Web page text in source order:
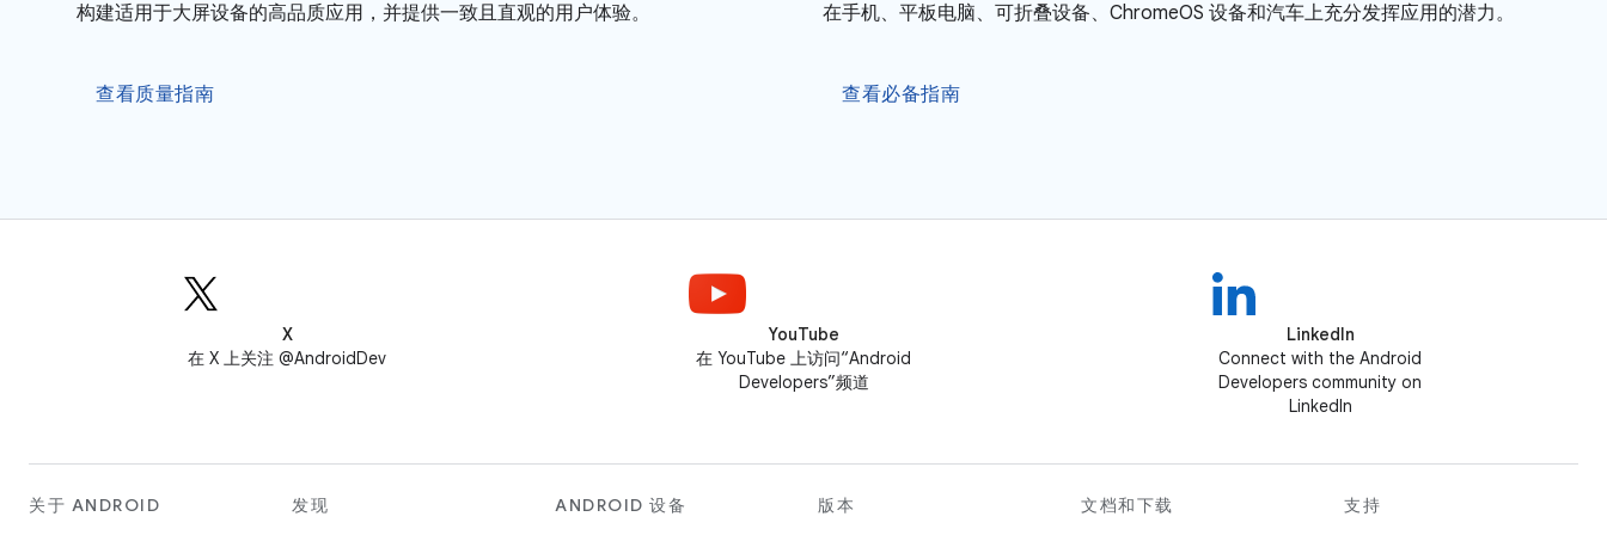
构建适用于大屏设备的高品质应用，并提供一致且直观的用户体验。
查看质量指南
在手机、平板电脑、可折叠设备、ChromeOS 设备和汽车上充分发挥应用的潜力。
查看必备指南
X
在 X 上关注 @AndroidDev
YouTube
在 YouTube 上访问“Android
Developers”频道
LinkedIn
Connect with the Android
Developers community on
LinkedIn
关于 ANDROID 发现 ANDROID 设备 版本 文档和下载 支持